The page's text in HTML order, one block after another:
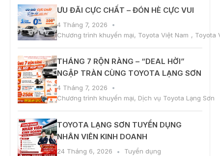
ƯU ĐÃI CỰC CHẤT – ĐÓN HÈ CỰC VUI
4 Tháng 7, 2026
Chương trình khuyến mại, Toyota Việt Nam , Toyota
THÁNG 7 RỘN RÀNG – “DEAL HỜI”
NGẬP TRÀN CÙNG TOYOTA LẠNG SƠN
4 Tháng 7, 2026
Chương trình khuyến mại, Dịch vụ Toyota Lạng Sơn
TOYOTA LẠNG SƠN TUYỂN DỤNG
NHÂN VIÊN KINH DOANH
24 Tháng 6, 2026 Tuyển dụng